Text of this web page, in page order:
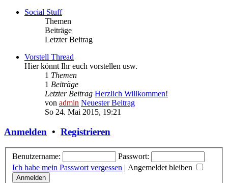
Social Stuff
Themen
Beiträge
Letzter Beitrag
Vorstell Thread
Hier könnt Ihr euch vorstellen usw.
1 Themen
1 Beiträge
Letzter Beitrag Herzlich Willkommen!
von admin Neuester Beitrag
So 24. Mai 2015, 19:21
Anmelden • Registrieren
Benutzername:
Passwort:
Ich habe mein Passwort vergessen | Angemeldet bleiben